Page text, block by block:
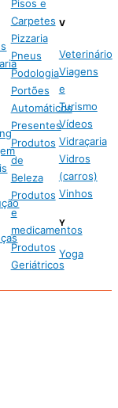
Pisos e
Carpetes
Pizzaria
Pneus
Podologia
Portões
Automáticos
Presentes
Produtos
de
Beleza
Produtos
e
medicamentos
Produtos
Geriátricos
V
Veterinário
Viagens
e
Turismo
Vídeos
Vidraçaria
Vidros
(carros)
Vinhos
Y
Yoga